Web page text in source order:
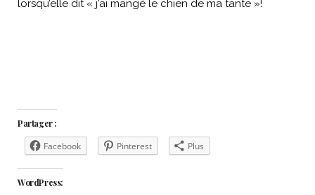
lorsqu’elle dit « j’ai mangé le chien de ma tante »!
Partager :
Facebook Pinterest Plus
WordPress: